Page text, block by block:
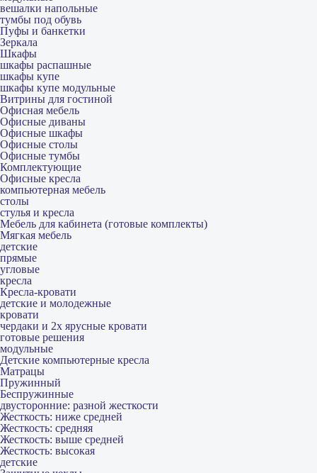
вешалки напольные
тумбы под обувь
Пуфы и банкетки
Зеркала
Шкафы
шкафы распашные
шкафы купе
шкафы купе модульные
Витрины для гостиной
Офисная мебель
Офисные диваны
Офисные шкафы
Офисные столы
Офисные тумбы
Комплектующие
Офисные кресла
компьютерная мебель
столы
стулья и кресла
Мебель для кабинета (готовые комплекты)
Мягкая мебель
детские
прямые
угловые
кресла
Кресла-кровати
детские и молодежные
кровати
чердаки и 2х ярусные кровати
готовые решения
модульные
Детские компьютерные кресла
Матрацы
Пружинный
Беспружинные
двусторонние: разной жесткости
Жесткость: ниже средней
Жесткость: средняя
Жесткость: выше средней
Жесткость: высокая
детские